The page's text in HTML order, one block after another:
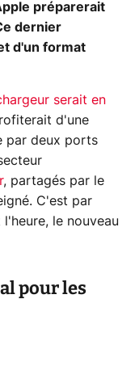
préparerait
dernier
d'un format
serait en
d'une
par deux ports
, partagés par le
C'est par
le nouveau
pour les